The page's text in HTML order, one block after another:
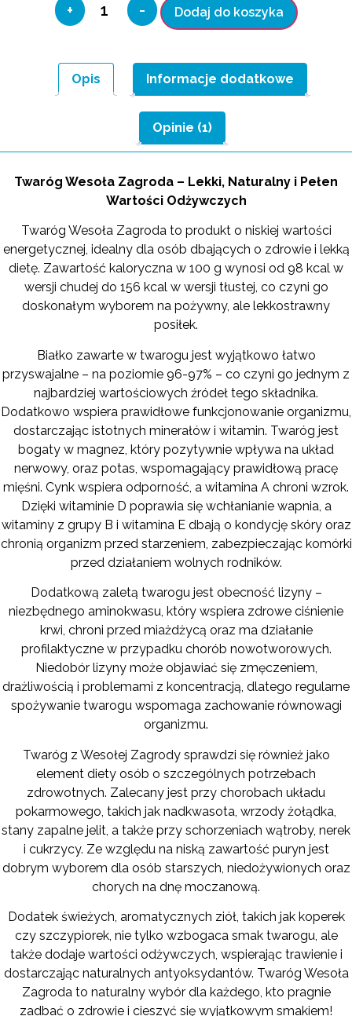
+ - Dodaj do koszyka
Opis Informacje dodatkowe
Opinie (1)
Twaróg Wesoła Zagroda – Lekki, Naturalny i Pełen
Wartości Odżywczych
Twaróg Wesoła Zagroda to produkt o niskiej wartości
energetycznej, idealny dla osób dbających o zdrowie i lekką
dietę. Zawartość kaloryczna w 100 g wynosi od 98 kcal w
wersji chudej do 156 kcal w wersji tłustej, co czyni go
doskonałym wyborem na pożywny, ale lekkostrawny
posiłek.
Białko zawarte w twarogu jest wyjątkowo łatwo
przyswajalne – na poziomie 96-97% – co czyni go jednym z
najbardziej wartościowych źródeł tego składnika.
Dodatkowo wspiera prawidłowe funkcjonowanie organizmu,
dostarczając istotnych minerałów i witamin. Twaróg jest
bogaty w magnez, który pozytywnie wpływa na układ
nerwowy, oraz potas, wspomagający prawidłową pracę
mięśni. Cynk wspiera odporność, a witamina A chroni wzrok.
Dzięki witaminie D poprawia się wchłanianie wapnia, a
witaminy z grupy B i witamina E dbają o kondycję skóry oraz
chronią organizm przed starzeniem, zabezpieczając komórki
przed działaniem wolnych rodników.
Dodatkową zaletą twarogu jest obecność lizyny –
niezbędnego aminokwasu, który wspiera zdrowe ciśnienie
krwi, chroni przed miażdżycą oraz ma działanie
profilaktyczne w przypadku chorób nowotworowych.
Niedobór lizyny może objawiać się zmęczeniem,
drażliwością i problemami z koncentracją, dlatego regularne
spożywanie twarogu wspomaga zachowanie równowagi
organizmu.
Twaróg z Wesołej Zagrody sprawdzi się również jako
element diety osób o szczególnych potrzebach
zdrowotnych. Zalecany jest przy chorobach układu
pokarmowego, takich jak nadkwasota, wrzody żołądka,
stany zapalne jelit, a także przy schorzeniach wątroby, nerek
i cukrzycy. Ze względu na niską zawartość puryn jest
dobrym wyborem dla osób starszych, niedożywionych oraz
chorych na dnę moczanową.
Dodatek świeżych, aromatycznych ziół, takich jak koperek
czy szczypiorek, nie tylko wzbogaca smak twarogu, ale
także dodaje wartości odżywczych, wspierając trawienie i
dostarczając naturalnych antyoksydantów. Twaróg Wesoła
Zagroda to naturalny wybór dla każdego, kto pragnie
zadbać o zdrowie i cieszyć się wyjątkowym smakiem!